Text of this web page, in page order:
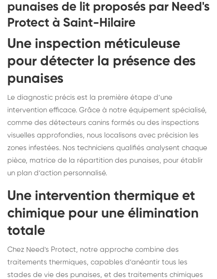
punaises de lit proposés par Need's
Protect à Saint-Hilaire
Une inspection méticuleuse
pour détecter la présence des
punaises
Le diagnostic précis est la première étape d’une
intervention efficace. Grâce à notre équipement spécialisé,
comme des détecteurs canins formés ou des inspections
visuelles approfondies, nous localisons avec précision les
zones infestées. Nos techniciens qualifiés analysent chaque
pièce, matrice de la répartition des punaises, pour établir
un plan d’action personnalisé.
Une intervention thermique et
chimique pour une élimination
totale
Chez Need's Protect, notre approche combine des
traitements thermiques, capables d’anéantir tous les
stades de vie des punaises, et des traitements chimiques